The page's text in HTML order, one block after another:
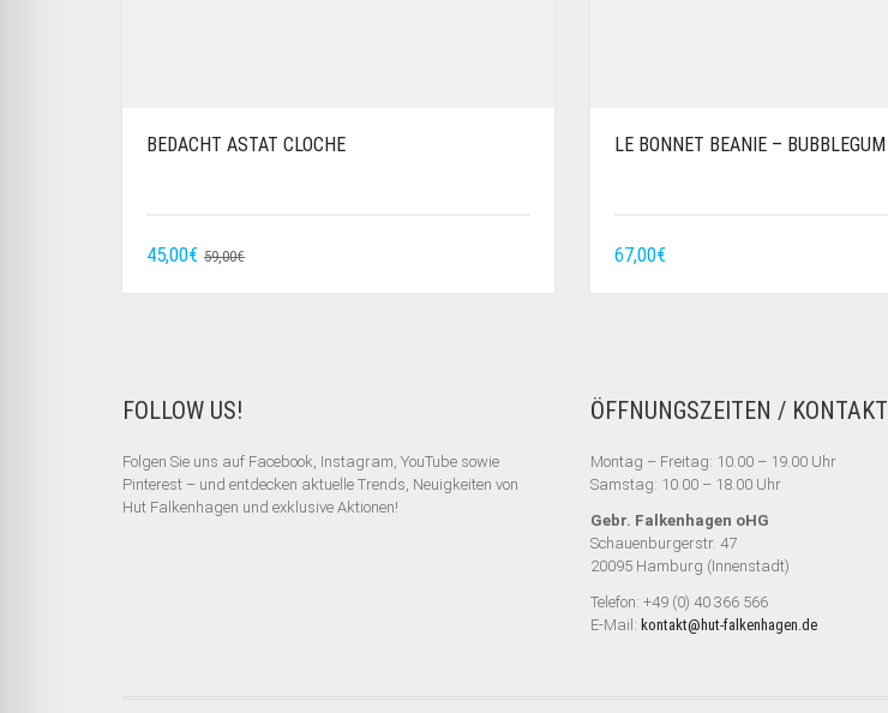
BEDACHT ASTAT CLOCHE
59,00€URSPRÜNGLICHER
45,00€
AKTUELLER
LE BONNET BEANIE – BUBBLEGUM
67,00€
FOLLOW US!
Folgen Sie uns auf Facebook, Instagram, YouTube sowie
Pinterest – und entdecken aktuelle Trends, Neuigkeiten von
Hut Falkenhagen und exklusive Aktionen!
ÖFFNUNGSZEITEN / KONTAKT
Montag – Freitag: 10.00 – 19.00 Uhr
Samstag: 10.00 – 18.00 Uhr
Gebr. Falkenhagen oHG
Schauenburgerstr. 47
20095 Hamburg (Innenstadt)
Telefon: +49 (0) 40 366 566
E-Mail: kontakt@hut-falkenhagen.de